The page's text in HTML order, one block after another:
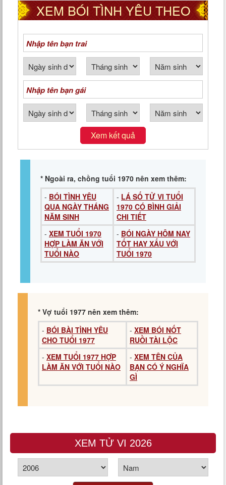
XEM BÓI TÌNH YÊU THEO
NGÀY THÁNG NĂM SINH
Xem kết quả
* Ngoài ra, chồng tuổi 1970 nên xem thêm:
- BÓI TÌNH YÊU
QUA NGÀY THÁNG
NĂM SINH
- LÁ SỐ TỬ VI TUỔI
1970 CÓ BÌNH GIẢI
CHI TIẾT
- XEM TUỔI 1970
HỢP LÀM ĂN VỚI
TUỔI NÀO
- BÓI NGÀY HÔM NAY
TỐT HAY XẤU VỚI
TUỔI 1970
* Vợ tuổi 1977 nên xem thêm:
- BÓI BÀI TÌNH YÊU
CHO TUỔI 1977
- XEM BÓI NỐT
RUỒI TÀI LỘC
- XEM TUỔI 1977 HỢP
LÀM ĂN VỚI TUỔI NÀO
- XEM TÊN CỦA
BẠN CÓ Ý NGHĨA
GÌ
XEM TỬ VI 2026